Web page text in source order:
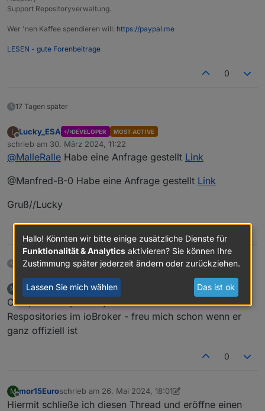
Support Repositoryverwaltung.
Wer 'nen Kaffee spendieren will: https://paypal.me
LESEN - gute Forenbeitrage
0
17 Tagen später
L
Offline
Lucky_ESA DEVELOPER MOST ACTIVE
schrieb am 30. März 2024, 11:22
zuletzt editiert von
@MalleRalle Habe eine Anfrage gestellt Link
@Manfred-B-0 Habe eine Anfrage gestellt Link
Gruß//Lucky
2 Monaten später
M
Offline
Manfred.B 0schrieb am23. Mai 2024, 10:12
zuletzt editiert von
Cool, der Adapter ist jetzt auch in der offiziellen Beta-
Respositories im ioBroker - freu mich schon wenn er
ganz offiziell ist
0
M
Offline
mor15Euroschrieb am 26. Mai 2024, 18:01
zuletzt editiert von mor15Euro
Hiermit schließe ich diesen Thread und eröffne einen
Hallo! Könnten wir bitte einige zusätzliche Dienste für
Funktionalität & Analytics aktivieren? Sie können Ihre
Zustimmung später jederzeit ändern oder zurückziehen.
Lassen Sie mich wählen Das ist ok